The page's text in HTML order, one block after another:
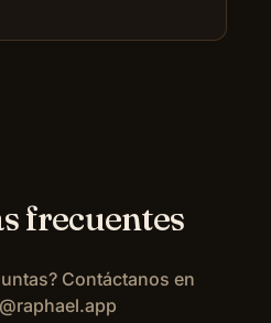
frecuentes
Contáctanos en